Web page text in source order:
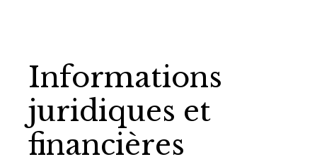
Informations
juridiques et
financières